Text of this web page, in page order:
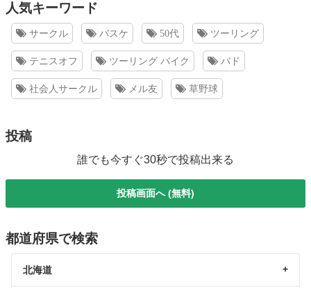
人気キーワード
サークル バスケ 50代 ツーリング
テニスオフ ツーリング バイク バド
社会人サークル メル友 草野球
投稿
誰でも今すぐ30秒で投稿出来る
投稿画面へ (無料)
都道府県で検索
北海道